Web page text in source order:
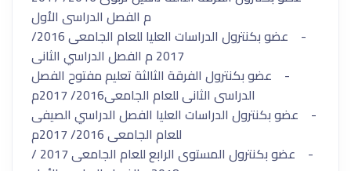
م الفصل الدراسى الأول
- عضو بكنترول الدراسات العليا للعام الجامعى 2016/
2017 م الفصل الدراسي الثانى
- عضو بكنترول الفرقة الثالثة تعليم مفتوح الفصل
الدراسى الثانى للعام الجامعى2016/ 2017م
- عضو بكنترول الدراسات العليا الفصل الدراسي الصيفى
للعام الجامعى 2016/ 2017م
- عضو بكنترول المستوى الرابع للعام الجامعى 2017 /